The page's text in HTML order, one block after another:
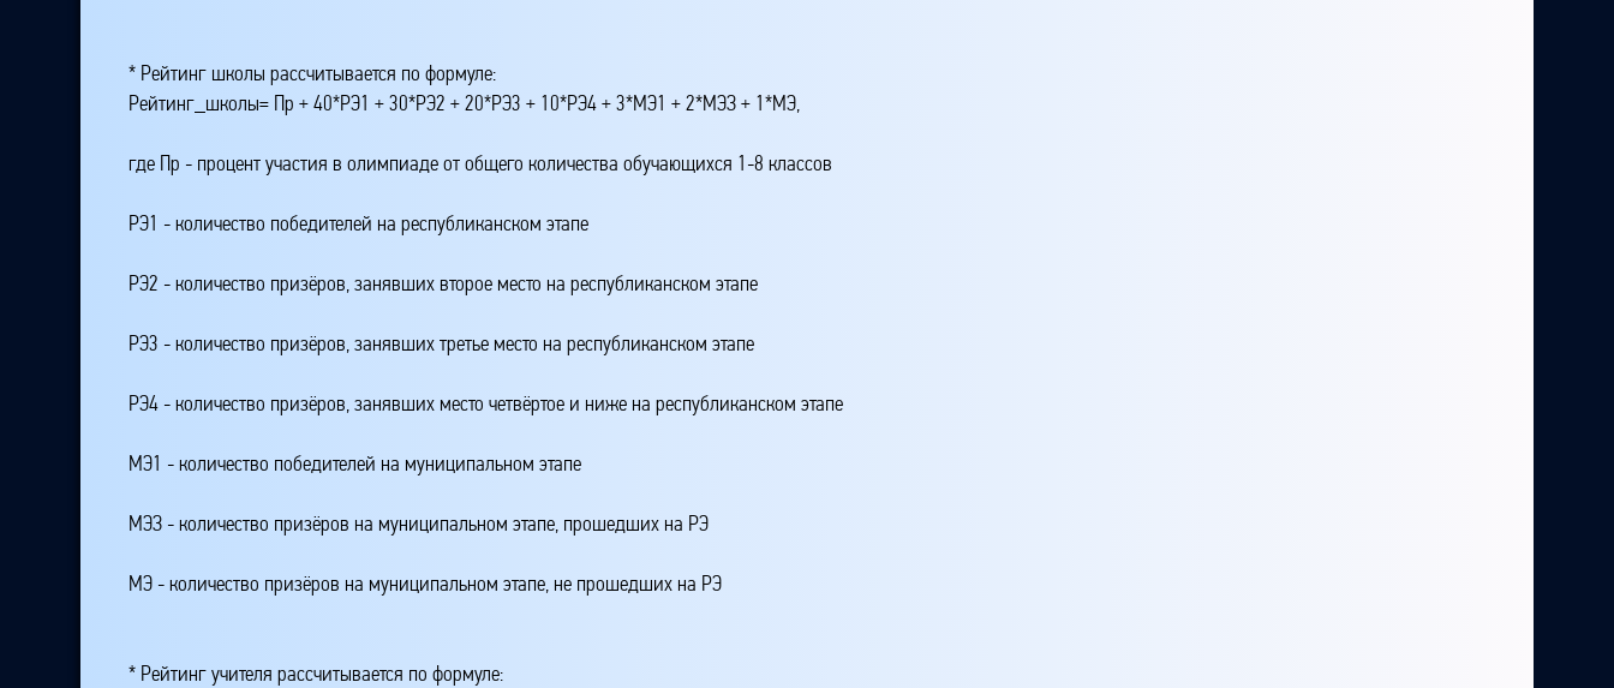
* Рейтинг школы рассчитывается по формуле:
Рейтинг_школы= Пр + 40*РЭ1 + 30*РЭ2 + 20*РЭ3 + 10*РЭ4 + 3*МЭ1 + 2*МЭЗ + 1*МЭ,
где Пр - процент участия в олимпиаде от общего количества обучающихся 1-8 классов
РЭ1 - количество победителей на республиканском этапе
РЭ2 - количество призёров, занявших второе место на республиканском этапе
РЭ3 - количество призёров, занявших третье место на республиканском этапе
РЭ4 - количество призёров, занявших место четвёртое и ниже на республиканском этапе
МЭ1 - количество победителей на муниципальном этапе
МЭЗ - количество призёров на муниципальном этапе, прошедших на РЭ
МЭ - количество призёров на муниципальном этапе, не прошедших на РЭ
* Рейтинг учителя рассчитывается по формуле: